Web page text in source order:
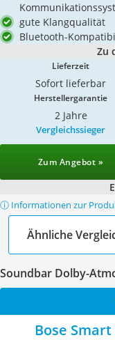
gute Klangqualität
Bluetooth-
Zu
Lieferzeit
Sofort lieferbar
Herstellergarantie
2 Jahre
Vergleichssieger
Zum Angebot »
ⓘ Informationen zur
Ähnliche
Soundbar Dolby-
Bose